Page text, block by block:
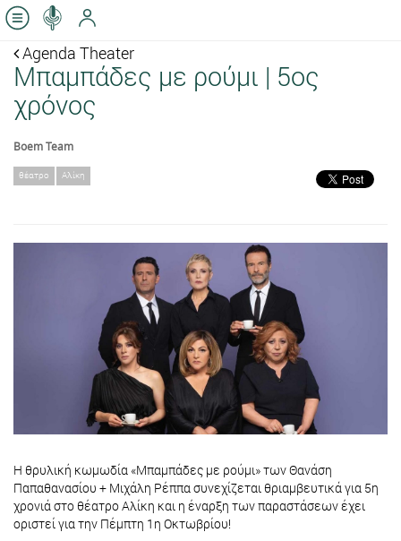
Agenda Theater
Μπαμπάδες με ρούμι | 5ος
χρόνος
Boem Team
θέατρο Αλίκη
Η θρυλική κωμωδία «Μπαμπάδες με ρούμι» των Θανάση
Παπαθανασίου + Μιχάλη Ρέππα συνεχίζεται θριαμβευτικά για 5η
χρονιά στο θέατρο Αλίκη και η έναρξη των παραστάσεων έχει
οριστεί για την Πέμπτη 1η Οκτωβρίου!